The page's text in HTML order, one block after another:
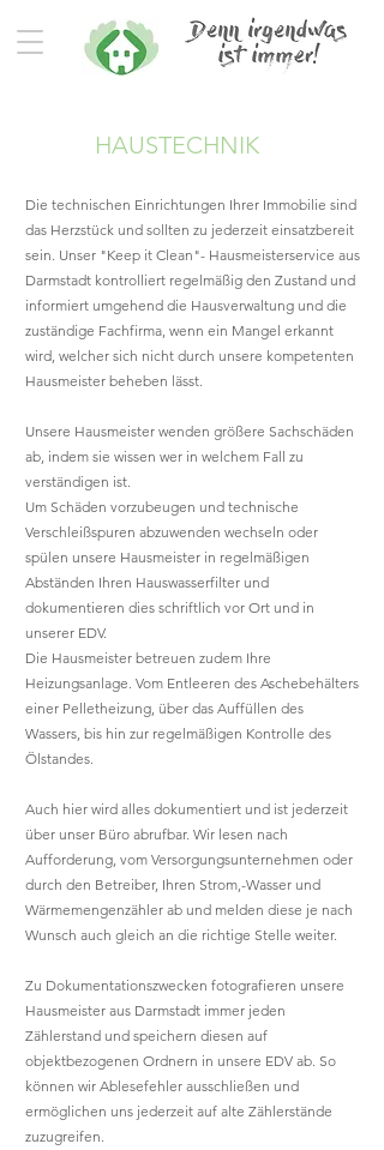
HAUSTECHNIK
Die technischen Einrichtungen Ihrer Immobilie sind
das Herzstück und sollten zu jederzeit einsatzbereit
sein. Unser "Keep it Clean"- Hausmeisterservice aus
Darmstadt kontrolliert regelmäßig den Zustand und
informiert umgehend die Hausverwaltung und die
zuständige Fachfirma, wenn ein Mangel erkannt
wird, welcher sich nicht durch unsere kompetenten
Hausmeister beheben lässt.
Unsere Hausmeister wenden größere Sachschäden
ab, indem sie wissen wer in welchem Fall zu
verständigen ist.
Um Schäden vorzubeugen und technische
Verschleißspuren abzuwenden wechseln oder
spülen unsere Hausmeister in regelmäßigen
Abständen Ihren Hauswasserfilter und
dokumentieren dies schriftlich vor Ort und in
unserer EDV.
Die Hausmeister betreuen zudem Ihre
Heizungsanlage. Vom Entleeren des Aschebehälters
einer Pelletheizung, über das Auffüllen des
Wassers, bis hin zur regelmäßigen Kontrolle des
Ölstandes.
Auch hier wird alles dokumentiert und ist jederzeit
über unser Büro abrufbar. Wir lesen nach
Aufforderung, vom Versorgungsunternehmen oder
durch den Betreiber, Ihren Strom,-Wasser und
Wärmemengenzähler ab und melden diese je nach
Wunsch auch gleich an die richtige Stelle weiter.
Zu Dokumentationszwecken fotografieren unsere
Hausmeister aus Darmstadt immer jeden
Zählerstand und speichern diesen auf
objektbezogenen Ordnern in unsere EDV ab. So
können wir Ablesefehler ausschließen und
ermöglichen uns jederzeit auf alte Zählerstände
zuzugreifen.